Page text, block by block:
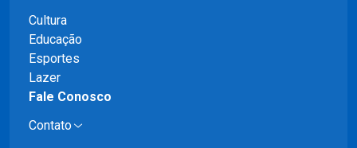
Cultura
Educação
Esportes
Lazer
Fale Conosco
Contato